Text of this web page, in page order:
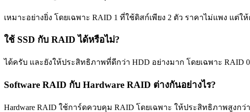
เหมาะอย่างยิ่ง โดยเฉพาะ RAID 1 ที่ใช้ดิสก์เพียง 2 ตัว ราคาไม่แพง
ใช้ SSD กับ RAID ได้หรือไม่?
ได้ครับ และยังให้ประสิทธิภาพที่ดีกว่า HDD อย่างมาก โดยเฉพาะ RAID
Software RAID กับ Hardware RAID ต่างกันอย่างไร?
Hardware RAID ใช้การ์ดควบคุม RAID โดยเฉพาะ ให้ประสิทธิภาพสูง